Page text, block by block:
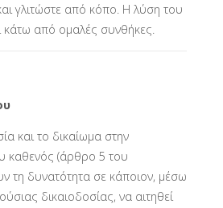
γλιτώστε από κόπο. Η λύση του
κάτω από ομαλές συνθήκες.
και το δικαίωμα στην
καθενός (άρθρο 5 του
τη δυνατότητα σε κάποιον, μέσω
δικαιοδοσίας, να αιτηθεί